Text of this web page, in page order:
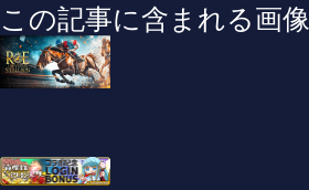
この記事に含まれる画像